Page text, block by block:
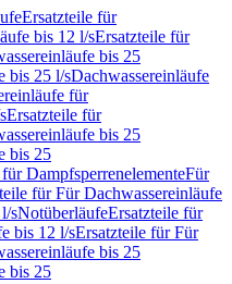
Ersatzteile für
bis 12 l/sErsatzteile für
bis 25
bis 25 l/sDachwassereinläufe
für
Ersatzteile für
bis 25
bis 25
DampfsperrenelementeFür
für Für Dachwassereinläufe
sNotüberläufeErsatzteile für
bis 12 l/sErsatzteile für Für
bis 25
bis 25